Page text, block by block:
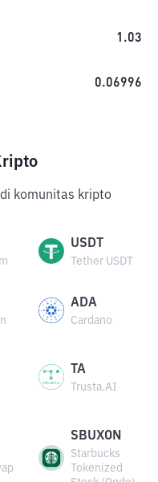
1.03
0.06996
komunitas kripto
USDT
Tether USDT
ADA
Cardano
TA
Trusta.AI
SBUXON
Starbucks
Tokenized